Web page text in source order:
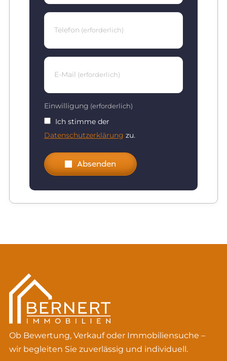
Telefon (erforderlich)
E-Mail (erforderlich)
Einwilligung (erforderlich)
Ich stimme der
Datenschutzerklärung zu.
Absenden
Ob Bewertung, Verkauf oder Immobiliensuche –
wir begleiten Sie zuverlässig und individuell.